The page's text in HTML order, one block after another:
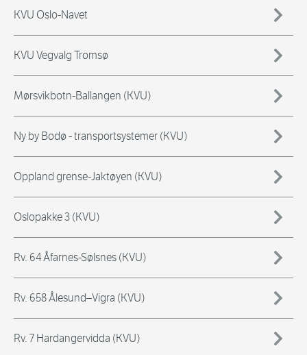
KVU Oslo-Navet
KVU Vegvalg Tromsø
Mørsvikbotn-Ballangen (KVU)
Ny by Bodø - transportsystemer (KVU)
Oppland grense-Jaktøyen (KVU)
Oslopakke 3 (KVU)
Rv. 64 Åfarnes-Sølsnes (KVU)
Rv. 658 Ålesund–Vigra (KVU)
Rv. 7 Hardangervidda (KVU)